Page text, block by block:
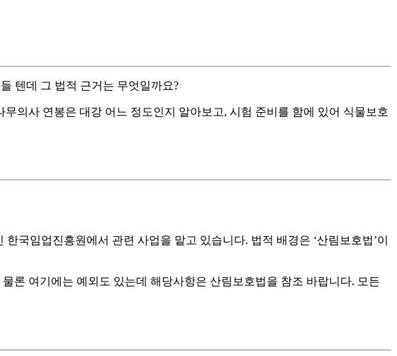
텐데 그 법적 근거는 무엇일까요?
의사 연봉은 대강 어느 정도인지 알아보고, 시험 준비를 함에 있어 식물보호
국임업진흥원에서 관련 사업을 맡고 있습니다. 법적 배경은 ‘산림보호법’이
론 여기에는 예외도 있는데 해당사항은 산림보호법을 참조 바랍니다. 모든